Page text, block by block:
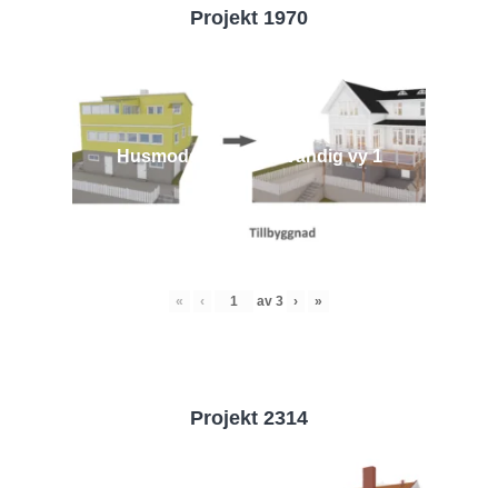
Projekt 1970
Husmodell 1970 - Utvändig vy 1
« ‹ av 3 › »
Projekt 2314